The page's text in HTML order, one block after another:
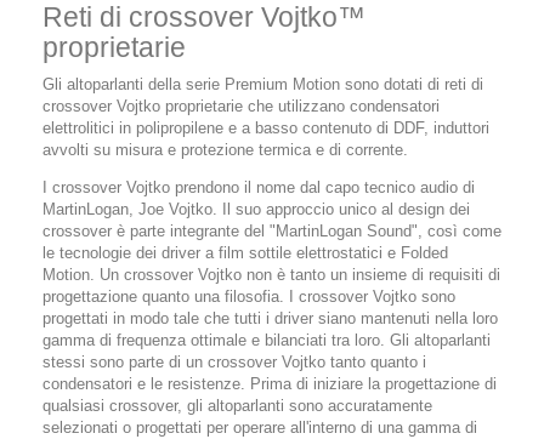
Reti di crossover Vojtko™
proprietarie
Gli altoparlanti della serie Premium Motion sono dotati di reti di
crossover Vojtko proprietarie che utilizzano condensatori
elettrolitici in polipropilene e a basso contenuto di DDF, induttori
avvolti su misura e protezione termica e di corrente.
I crossover Vojtko prendono il nome dal capo tecnico audio di
MartinLogan, Joe Vojtko. Il suo approccio unico al design dei
crossover è parte integrante del "MartinLogan Sound", così come
le tecnologie dei driver a film sottile elettrostatici e Folded
Motion. Un crossover Vojtko non è tanto un insieme di requisiti di
progettazione quanto una filosofia. I crossover Vojtko sono
progettati in modo tale che tutti i driver siano mantenuti nella loro
gamma di frequenza ottimale e bilanciati tra loro. Gli altoparlanti
stessi sono parte di un crossover Vojtko tanto quanto i
condensatori e le resistenze. Prima di iniziare la progettazione di
qualsiasi crossover, gli altoparlanti sono accuratamente
selezionati o progettati per operare all'interno di una gamma di